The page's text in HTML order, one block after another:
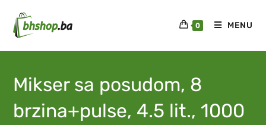
0 MENU
Mikser sa posudom, 8
brzina+pulse, 4.5 lit., 1000